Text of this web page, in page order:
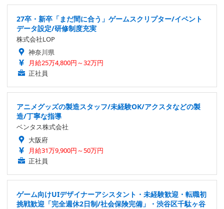
27卒・新卒「まだ間に合う」ゲームスクリプター/イベント
データ設定/研修制度充実
株式会社LOP
神奈川県
月給25万4,800円～32万円
正社員
アニメグッズの製造スタッフ/未経験OK/アクスタなどの製
造/丁寧な指導
ベンタス株式会社
大阪府
月給31万9,900円～50万円
正社員
ゲーム向けUIデザイナーアシスタント・未経験歓迎・転職初
挑戦歓迎「完全週休2日制/社会保険完備」・渋谷区千駄ヶ谷